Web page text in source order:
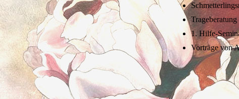
1. Hilfe-
Vorträge von